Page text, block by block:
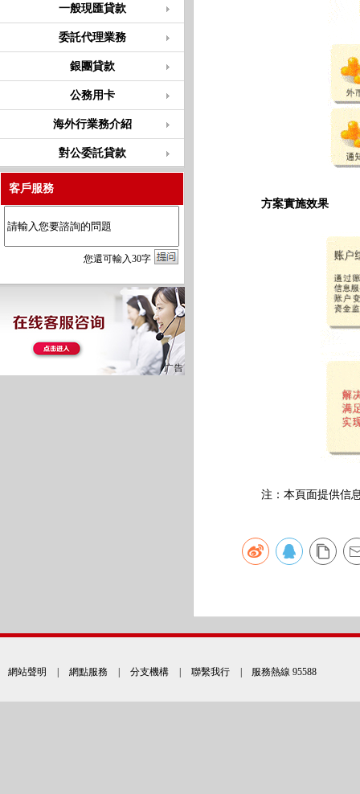
一般現匯貸款
委託代理業務
銀團貸款
公務用卡
海外行業務介紹
對公委託貸款
客戶服務
您還可輸入30字
方案實施效果
注：本頁面提供信息
網站聲明 網點服務 分支機構 聯繫我行 | 服務熱線 95588